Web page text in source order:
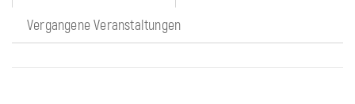
Vergangene Veranstaltungen